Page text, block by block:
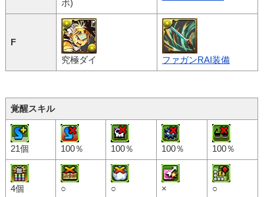
ボ)
F
究極ダイ
ファガンRAI装備
覚醒スキル
21個 100％ 100％ 100％ 100％
4個 ○ ○ × ○